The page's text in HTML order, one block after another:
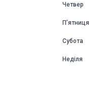
Четвер
Пʼятниця
Субота
Неділя